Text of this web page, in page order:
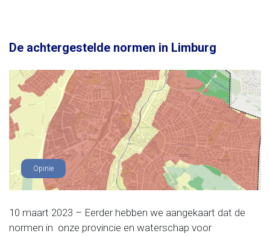
De achtergestelde normen in Limburg
Opinie
10 maart 2023 – Eerder hebben we aangekaart dat de
normen in onze provincie en waterschap voor